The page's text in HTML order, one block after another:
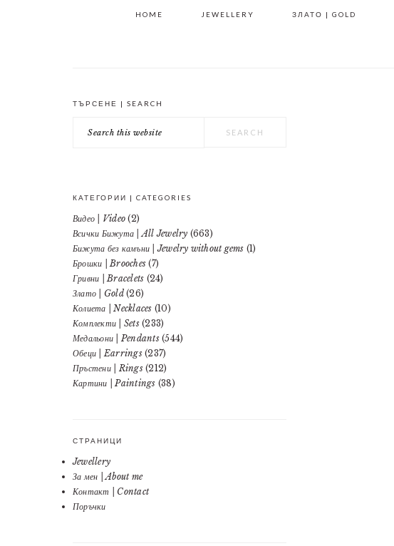
HOME JEWELLERY ЗЛАТО | GOLD
PRIMARY
SIDEBAR
ТЪРСЕНЕ | SEARCH
this
КАТЕГОРИИ | CATEGORIES
Видео | Video (2)
Всички Бижута | All Jewelry (663)
Бижута без камъни | Jewelry without gems (1)
Брошки | Brooches (7)
Гривни | Bracelets (24)
Злато | Gold(26)
Колиета | Necklaces (10)
Комплекти | Sets(233)
Медальони | Pendants(544)
Обеци | Earrings(237)
Пръстени | Rings(212)
Картини | Paintings (38)
СТРАНИЦИ
Jewellery
За мен | About me
Контакт | Contact
Поръчки